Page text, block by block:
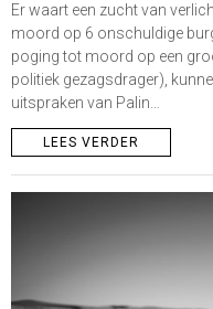
Er waart een zucht van
moord op 6 onschuldige
poging tot moord op een
politiek gezagsdrager),
uitspraken van Palin…
LEES VERDER